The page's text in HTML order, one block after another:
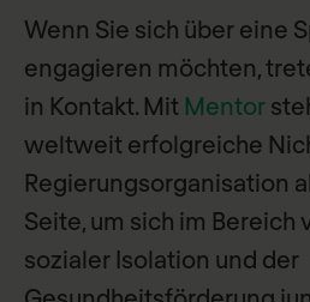
Wenn Sie sich über eine
engagieren möchten,
in Kontakt. Mit Mentor
weltweit erfolgreiche
Regierungsorganisation
Seite, um sich im Bereich
sozialer Isolation und der